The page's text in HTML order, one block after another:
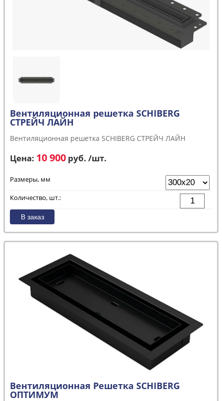
Вентиляционная решетка SCHIBERG
СТРЕЙЧ ЛАЙН
Вентиляционная решетка SCHIBERG СТРЕЙЧ ЛАЙН
Цена: 10 900 руб. /шт.
Размеры, мм
Количество, шт.:
Вентиляционная Решетка SCHIBERG
ОПТИМУМ